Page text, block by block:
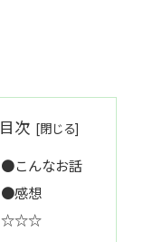
目次
●こんなお話
●感想
☆☆☆